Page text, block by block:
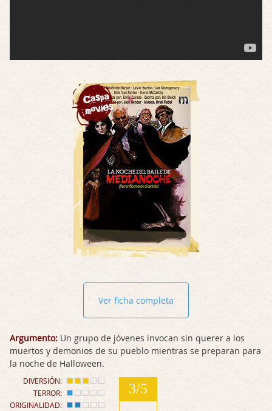
Ver ficha completa
Argumento: Un grupo de jóvenes invocan sin querer a los
muertos y demonios de su pueblo mientras se preparan para
la noche de Halloween.
DIVERSIÓN:
TERROR:
ORIGINALIDAD:
3/5